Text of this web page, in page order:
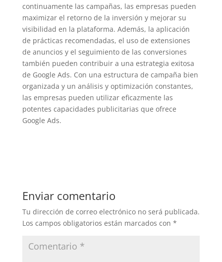
continuamente las campañas, las empresas pueden
maximizar el retorno de la inversión y mejorar su
visibilidad en la plataforma. Además, la aplicación
de prácticas recomendadas, el uso de extensiones
de anuncios y el seguimiento de las conversiones
también pueden contribuir a una estrategia exitosa
de Google Ads. Con una estructura de campaña bien
organizada y un análisis y optimización constantes,
las empresas pueden utilizar eficazmente las
potentes capacidades publicitarias que ofrece
Google Ads.
Enviar comentario
Tu dirección de correo electrónico no será publicada.
Los campos obligatorios están marcados con *